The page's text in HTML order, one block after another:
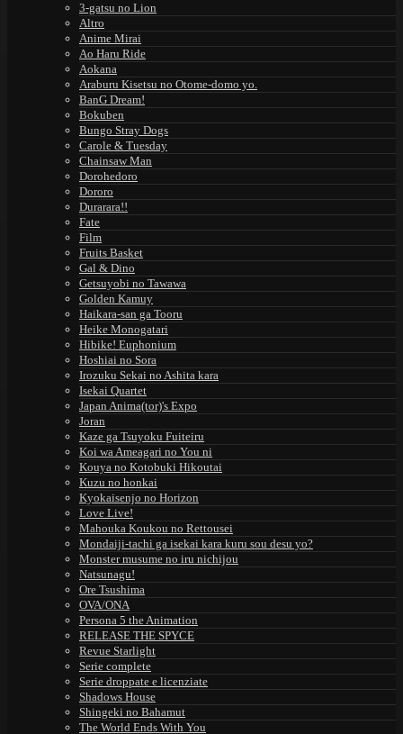
3-gatsu no Lion
Altro
Anime Mirai
Ao Haru Ride
Aokana
Araburu Kisetsu no Otome-domo yo.
BanG Dream!
Bokuben
Bungo Stray Dogs
Carole & Tuesday
Chainsaw Man
Dorohedoro
Dororo
Durarara!!
Fate
Film
Fruits Basket
Gal & Dino
Getsuyobi no Tawawa
Golden Kamuy
Haikara-san ga Tooru
Heike Monogatari
Hibike! Euphonium
Hoshiai no Sora
Irozuku Sekai no Ashita kara
Isekai Quartet
Japan Anima(tor)'s Expo
Joran
Kaze ga Tsuyoku Fuiteiru
Koi wa Ameagari no You ni
Kouya no Kotobuki Hikoutai
Kuzu no honkai
Kyokaisenjo no Horizon
Love Live!
Mahouka Koukou no Rettousei
Mondaiji-tachi ga isekai kara kuru sou desu yo?
Monster musume no iru nichijou
Natsunagu!
Ore Tsushima
OVA/ONA
Persona 5 the Animation
RELEASE THE SPYCE
Revue Starlight
Serie complete
Serie droppate e licenziate
Shadows House
Shingeki no Bahamut
The World Ends With You